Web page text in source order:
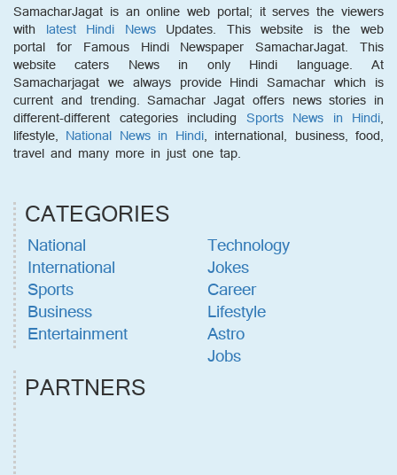
SamacharJagat is an online web portal; it serves the viewers
with latest Hindi NewsUpdates. This website is the web
portal for Famous Hindi Newspaper SamacharJagat. This
website caters News in only Hindi language. At
Samacharjagat we always provide Hindi Samachar which is
current and trending. Samachar Jagat offers news stories in
different-different categories including Sports News in Hindi,
lifestyle, National News in Hindi, international, business, food,
travel and many more in just one tap.
CATEGORIES
National
International
Sports
Business
Entertainment
Technology
Jokes
Career
Lifestyle
Astro
Jobs
PARTNERS